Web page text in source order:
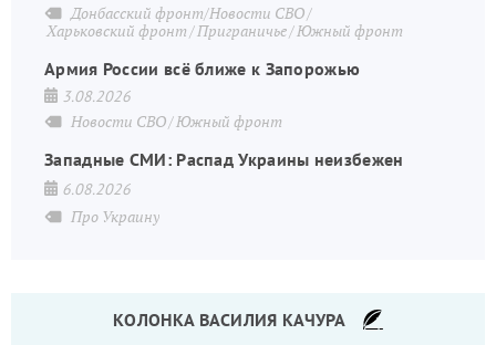
Донбасский фронт/Новости СВО
Харьковский фронт Приграничье Южный фронт
Армия России всё ближе к Запорожью
3.08.2026
Новости СВО Южный фронт
Западные СМИ: Распад Украины неизбежен
6.08.2026
Про Украину
КОЛОНКА ВАСИЛИЯ КАЧУРА